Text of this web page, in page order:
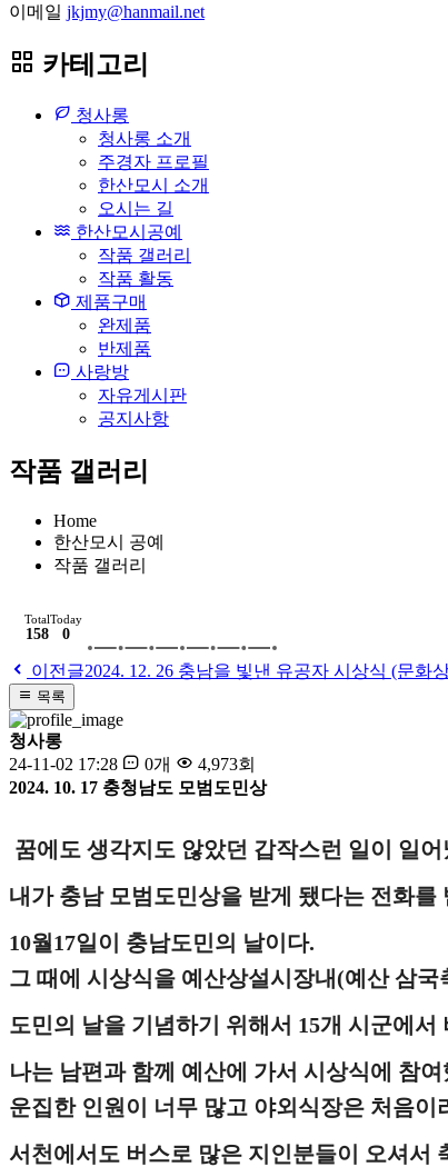
이메일 jkjmy@hanmail.net
카테고리
청사롱
청사롱 소개
주경자 프로필
한산모시 소개
오시는 길
한산모시공예
작품 갤러리
작품 활동
제품구매
완제품
반제품
사랑방
자유게시판
공지사항
작품 갤러리
Home
한산모시 공예
작품 갤러리
Total
158
Today
0
이전글2024. 12. 26 충남을 빛낸 유공자 시상식 (문화
목록
청사롱
24-11-02 17:28
0개
4,973회
2024. 10. 17 충청남도 모범도민상
꿈에도 생각지도 않았던 갑작스런 일이 일어
내가 충남 모범도민상을 받게 됐다는 전화
10월17일이 충남도민의 날이다.
그 때에 시상식을 예산상설시장내(예산 삼국
도민의 날을 기념하기 위해서 15개 시군에
나는 남편과 함께 예산에 가서 시상식에 참여
운집한 인원이 너무 많고 야외식장은 처음이
서천에서도 버스로 많은 지인분들이 오셔서